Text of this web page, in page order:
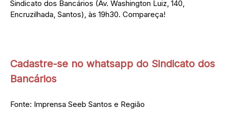
Sindicato dos Bancários (Av. Washington Luiz, 140,
Encruzilhada, Santos), às 19h30. Compareça!
Cadastre-se no whatsapp do Sindicato dos
Bancários
Fonte: Imprensa Seeb Santos e Região